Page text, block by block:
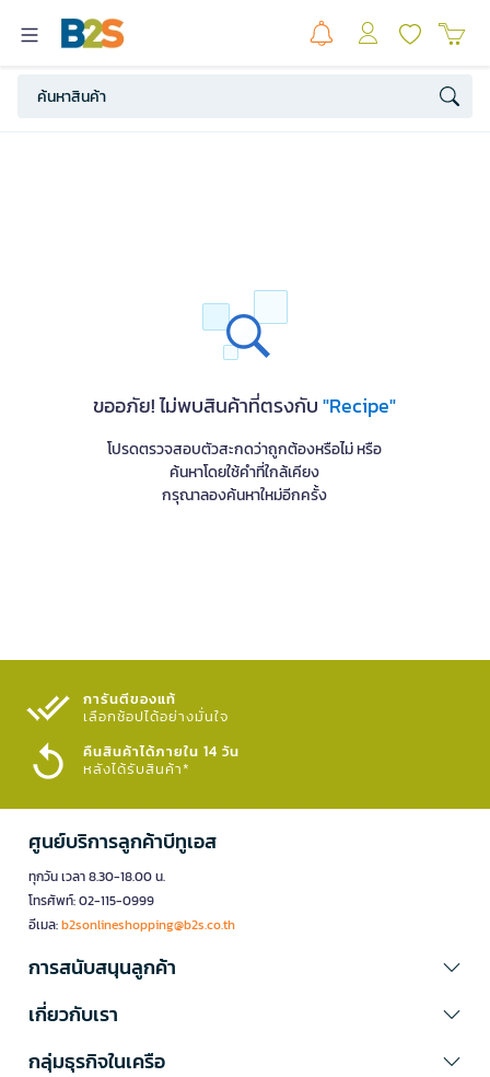
ขออภัย! ไม่พบสินค้าที่ตรงกับ"Recipe"
โปรดตรวจสอบตัวสะกดว่าถูกต้องหรือไม่ หรือ
ค้นหาโดยใช้คำที่ใกล้เคียง
กรุณาลองค้นหาใหม่อีกครั้ง
การันตีของแท้
เลือกช้อปได้อย่างมั่นใจ​
คืนสินค้าได้ภายใน 14 วัน
หลังได้รับสินค้า*
ศูนย์บริการลูกค้าบีทูเอส
ทุกวัน เวลา 8.30-18.00 น.
โทรศัพท์: 02-115-0999
อีเมล:b2sonlineshopping@b2s.co.th
การสนับสนุนลูกค้า
เกี่ยวกับเรา
กลุ่มธุรกิจในเครือ